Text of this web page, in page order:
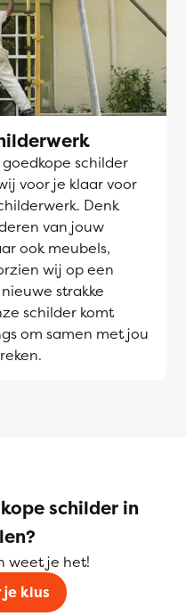
schilder
voor je klaar voor
Denk
van jouw
ook meubels,
wij op een
strakke
schilder komt
om samen met jou
schilder in
weet je het!
je klus